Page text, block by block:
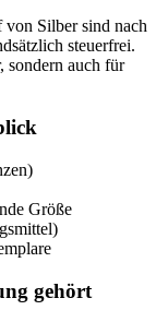
Silber sind nach
steuerfrei.
sondern auch für
Größe
gehört